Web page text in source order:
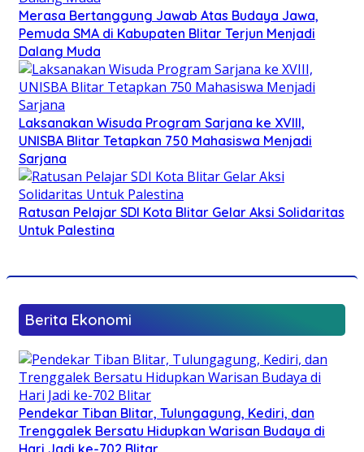
Merasa Bertanggung Jawab Atas Budaya Jawa,
Pemuda SMA di Kabupaten Blitar Terjun Menjadi
Dalang Muda
Laksanakan Wisuda Program Sarjana ke XVIII,
UNISBA Blitar Tetapkan 750 Mahasiswa Menjadi
Sarjana
Ratusan Pelajar SDI Kota Blitar Gelar Aksi Solidaritas
Untuk Palestina
Berita Ekonomi
Pendekar Tiban Blitar, Tulungagung, Kediri, dan
Trenggalek Bersatu Hidupkan Warisan Budaya di
Hari Jadi ke-702 Blitar